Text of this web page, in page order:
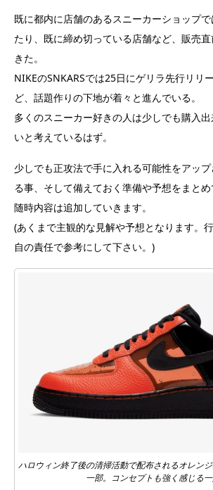
既に都内に店舗のあるスニーカーショップ
たり、既に締め切っている店舗など、販売
きた。
NIKEのSNKARSでは25日にゲリラ先行リリ
ど、話題作りの下地が着々と進んでいる。
多くのスニーカー好きの人は少しでも購入
いと考えているはず。
少しでも正攻法で手に入れる可能性をアッ
る事、そして備えておく準備や予想をまとめ
随時内容は追加していきます。
(あくまで主観的な見解や予想となります。
自の責任で参考にして下さい。)
ハロウィン終了後の清掃活動で配布されるオレン
一部。コンセプトも強く感じる一